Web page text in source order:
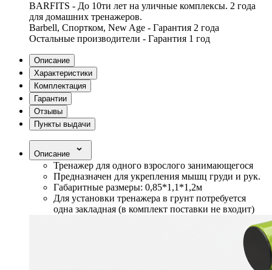
BARFITS - До 10ти лет на уличные комплексы. 2 года
для домашних тренажеров.
Barbell, Спортком, New Age - Гарантия 2 года
Остальные производители - Гарантия 1 год
Описание
Характеристики
Комплектация
Гарантии
Отзывы
Пункты выдачи
Описание
Тренажер для одного взрослого занимающегося
Предназначен для укрепления мышц груди и рук.
Габаритные размеры: 0,85*1,1*1,2м
Для установки тренажера в грунт потребуется
одна закладная (в комплект поставки не входит)